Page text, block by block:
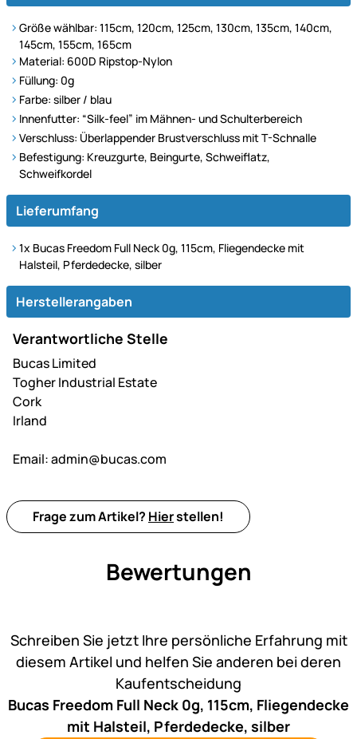
Größe wählbar: 115cm, 120cm, 125cm, 130cm, 135cm, 140cm,
145cm, 155cm, 165cm
Material: 600D Ripstop-Nylon
Füllung: 0g
Farbe: silber / blau
Innenfutter: “Silk-feel” im Mähnen- und Schulterbereich
Verschluss: Überlappender Brustverschluss mit T-Schnalle
Befestigung: Kreuzgurte, Beingurte, Schweiflatz,
Schweifkordel
Lieferumfang
1x Bucas Freedom Full Neck 0g, 115cm, Fliegendecke mit
Halsteil, Pferdedecke, silber
Herstellerangaben
Verantwortliche Stelle
Bucas Limited
Togher Industrial Estate
Cork
Irland
Email:admin@bucas.com
Frage zum Artikel? Hierstellen!
Bewertungen
Schreiben Sie jetzt Ihre persönliche Erfahrung mit
diesem Artikel und helfen Sie anderen bei deren
Kaufentscheidung
Bucas Freedom Full Neck 0g, 115cm, Fliegendecke
mit Halsteil, Pferdedecke, silber